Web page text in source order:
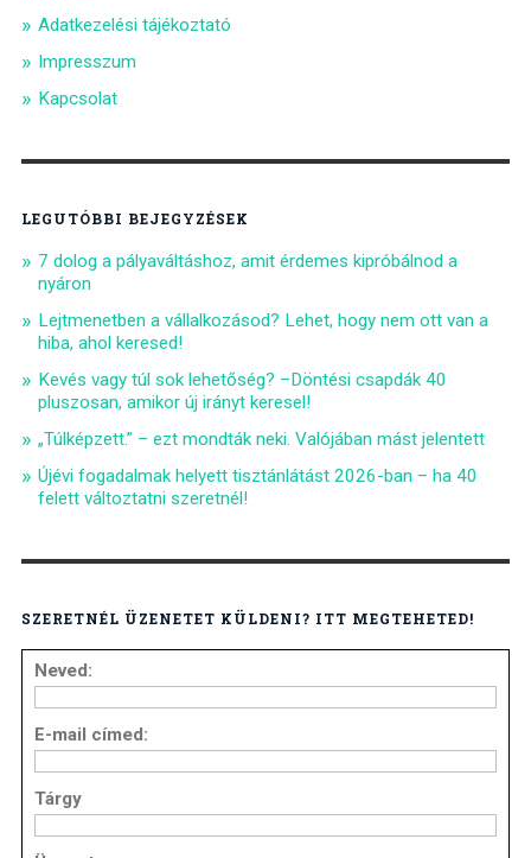
Adatkezelési tájékoztató
Impresszum
Kapcsolat
LEGUTÓBBI BEJEGYZÉSEK
7 dolog a pályaváltáshoz, amit érdemes kipróbálnod a
nyáron
Lejtmenetben a vállalkozásod? Lehet, hogy nem ott van a
hiba, ahol keresed!
Kevés vagy túl sok lehetőség? –Döntési csapdák 40
pluszosan, amikor új irányt keresel!
„Túlképzett.” – ezt mondták neki. Valójában mást jelentett
Újévi fogadalmak helyett tisztánlátást 2026-ban – ha 40
felett változtatni szeretnél!
SZERETNÉL ÜZENETET KÜLDENI? ITT MEGTEHETED!
Neved:
E-mail címed:
Tárgy